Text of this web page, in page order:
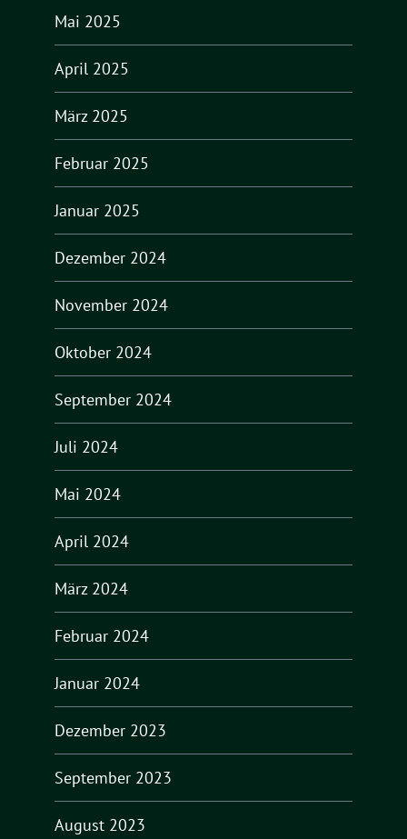
Mai 2025
April 2025
März 2025
Februar 2025
Januar 2025
Dezember 2024
November 2024
Oktober 2024
September 2024
Juli 2024
Mai 2024
April 2024
März 2024
Februar 2024
Januar 2024
Dezember 2023
September 2023
August 2023